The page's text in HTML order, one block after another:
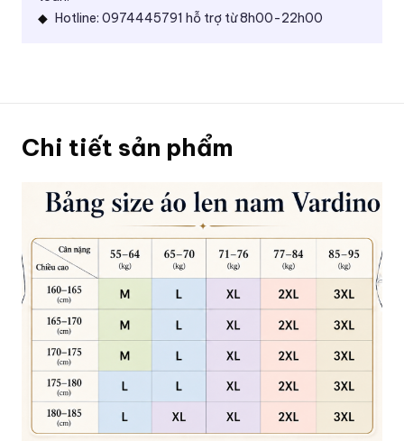
Hotline: 0974445791 hỗ trợ từ 8h00-22h00
Chi tiết sản phẩm